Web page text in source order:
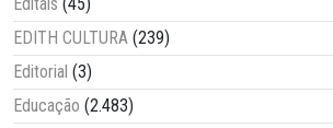
Editais (45)
EDITH CULTURA (239)
Editorial (3)
Educação (2.483)